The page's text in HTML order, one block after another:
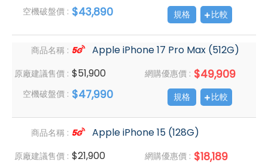
空機破盤價 : $43,890 規格 比較
商品名稱 : Apple iPhone 17 Pro Max (512G)
原廠建議售價 : $51,900 網購優惠價 : $49,909
空機破盤價 : $47,990 規格 比較
商品名稱 : Apple iPhone 15 (128G)
原廠建議售價 : $21,900 網購優惠價 : $18,189